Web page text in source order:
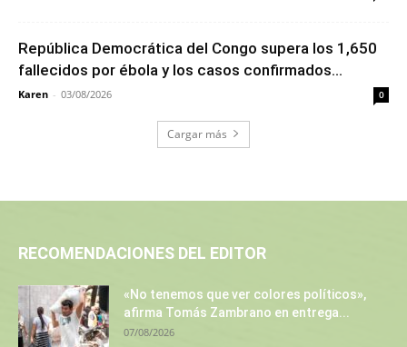
República Democrática del Congo supera los 1,650
fallecidos por ébola y los casos confirmados...
Karen - 03/08/2026 0
Cargar más
RECOMENDACIONES DEL EDITOR
«No tenemos que ver colores políticos»,
afirma Tomás Zambrano en entrega...
07/08/2026